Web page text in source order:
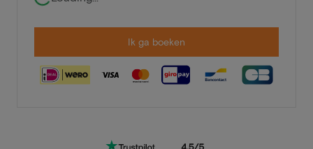
Ik ga boeken